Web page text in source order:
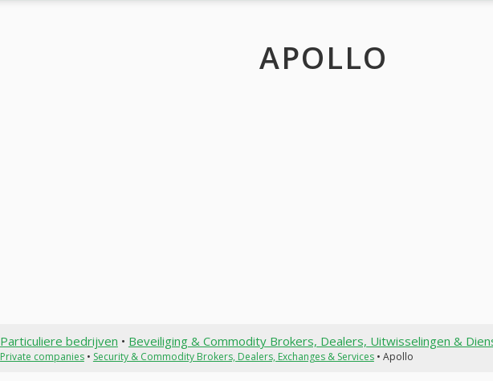
APOLLO
Particuliere bedrijven • Beveiliging & Commodity Brokers, Dealers, Uitwisselingen &
Private companies• Security & Commodity Brokers, Dealers, Exchanges & Services• Apollo